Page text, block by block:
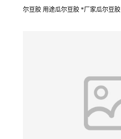
尔豆胶 用途瓜尔豆胶 *厂家瓜尔豆胶